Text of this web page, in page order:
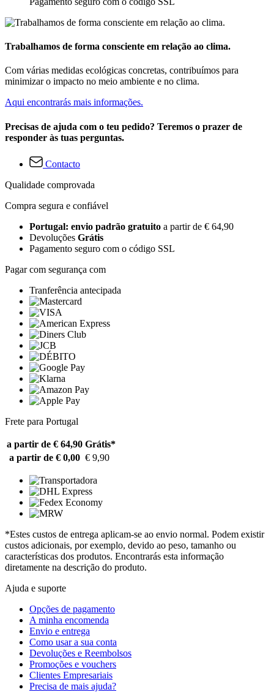
Trabalhamos de forma consciente em relação ao clima.
Com várias medidas ecológicas concretas, contribuímos para
minimizar o impacto no meio ambiente e no clima.
Aqui encontrarás mais informações.
Precisas de ajuda com o teu pedido? Teremos o prazer de
responder às tuas perguntas.
Contacto
Qualidade comprovada
Compra segura e confiável
Portugal: envio padrão gratuito a partir de € 64,90
Devoluções Grátis
Pagamento seguro com o código SSL
Pagar com segurança com
Tranferência antecipada
Frete para Portugal
a partir de € 64,90 Grátis*
a partir de € 0,00 € 9,90
*Estes custos de entrega aplicam-se ao envio normal. Podem existir
custos adicionais, por exemplo, devido ao peso, tamanho ou
características dos produtos. Encontrarás esta informação
diretamente na descrição do produto.
Ajuda e suporte
Opções de pagamento
A minha encomenda
Envio e entrega
Como usar a sua conta
Devoluções e Reembolsos
Promoções e vouchers
Clientes Empresariais
Precisa de mais ajuda?